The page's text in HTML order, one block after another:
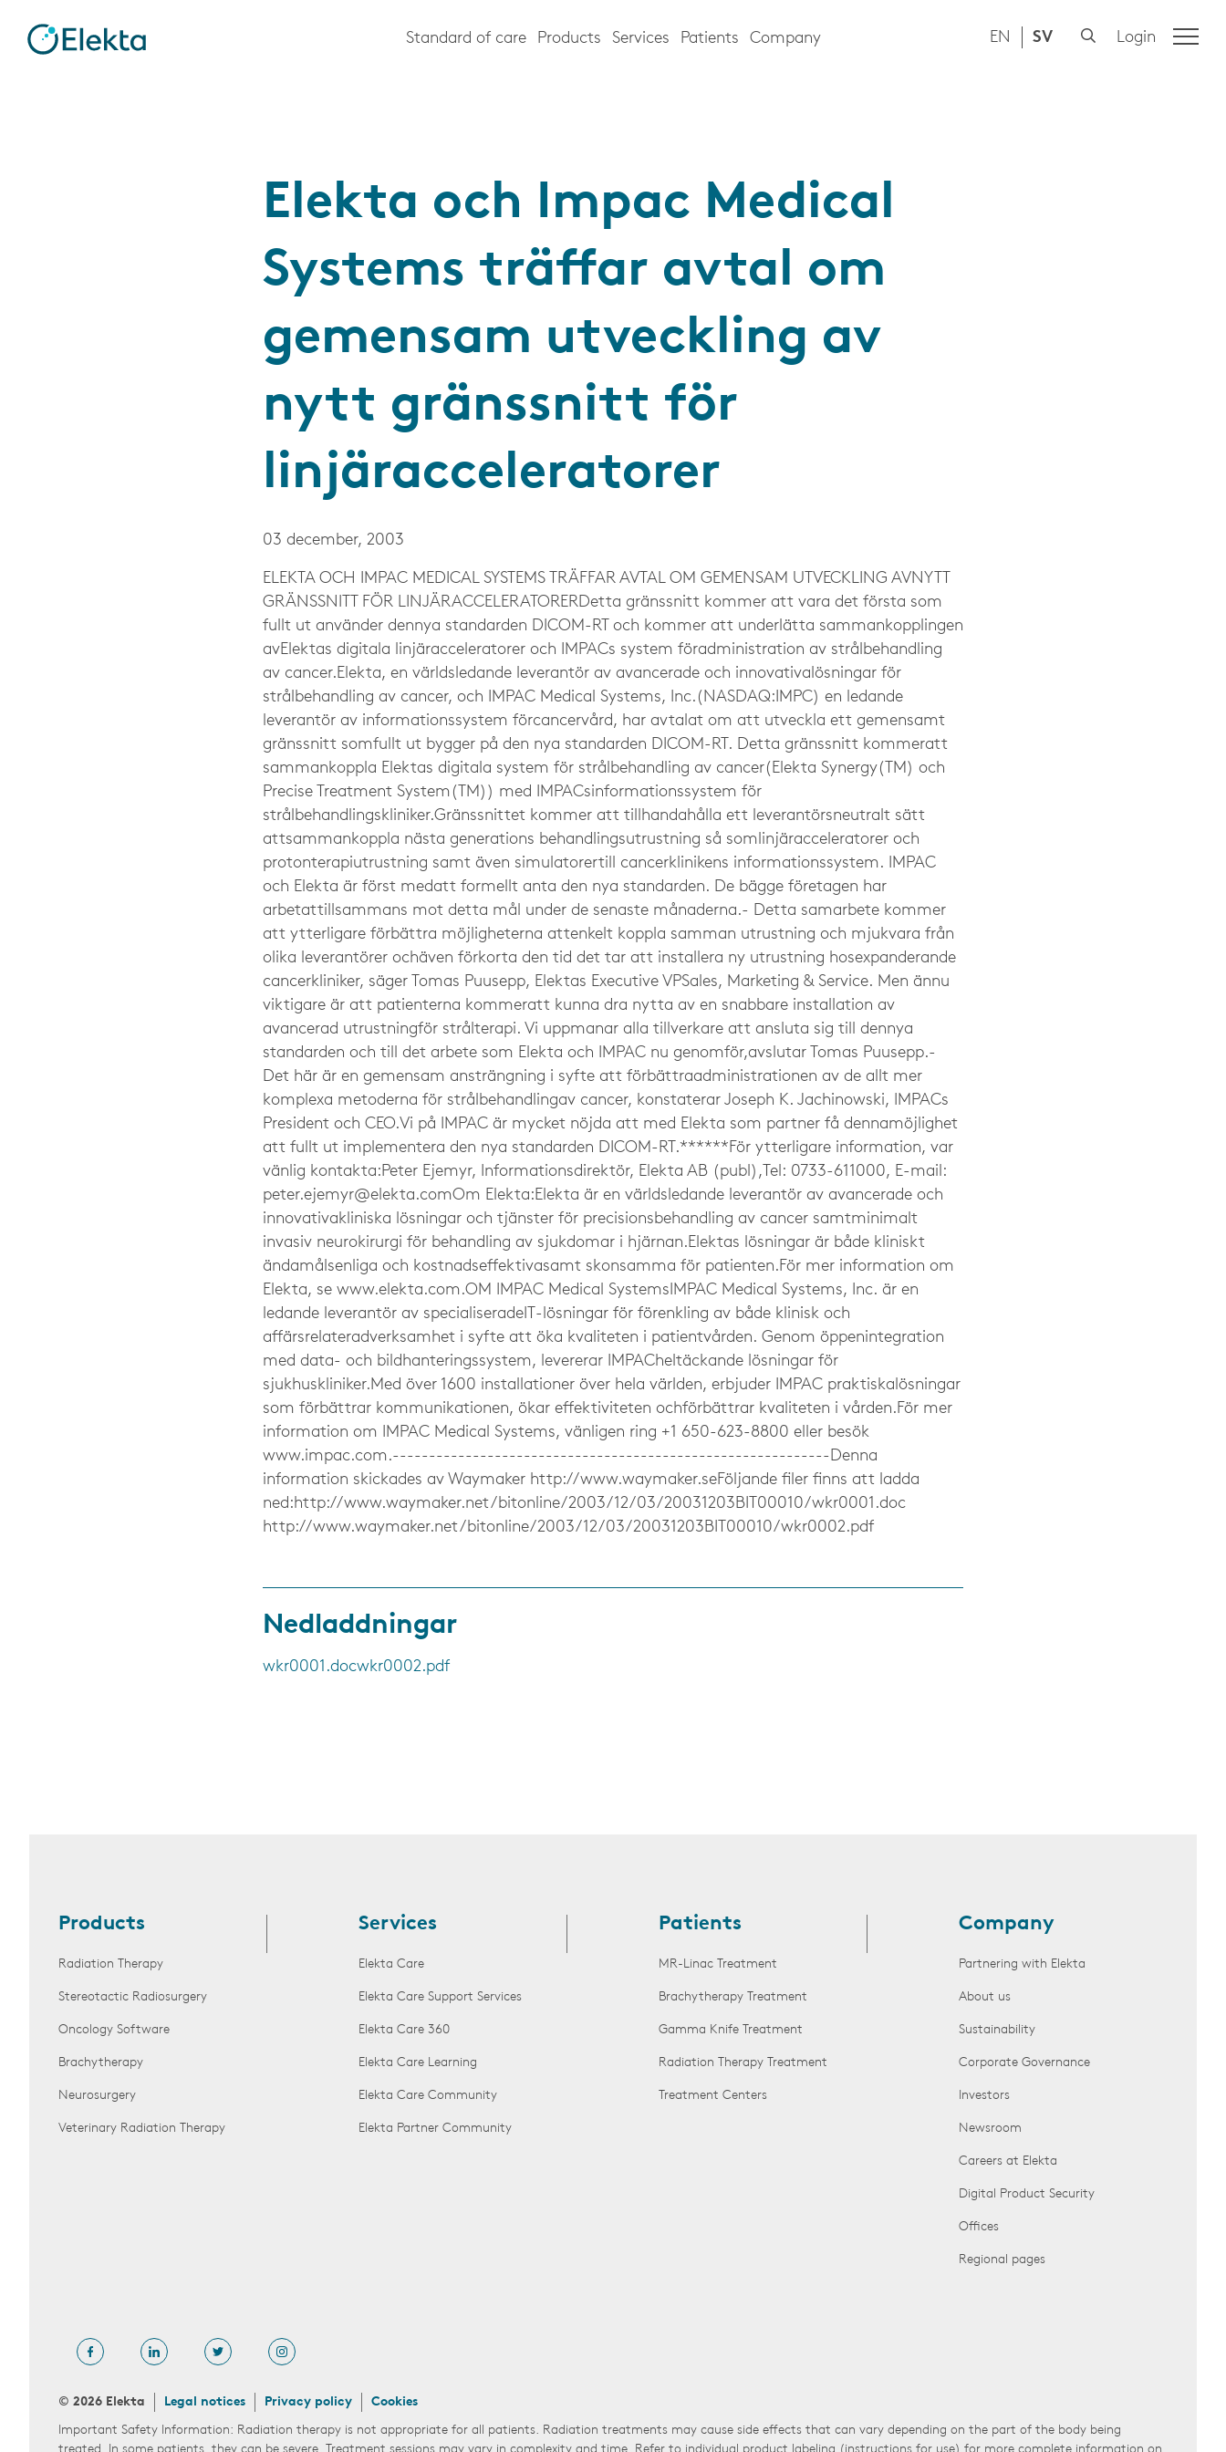
Standard of care Products Services Patients Company EN SV Login
Elekta och Impac Medical
Systems träffar avtal om
gemensam utveckling av
nytt gränssnitt för
linjäracceleratorer
03 december, 2003
ELEKTA OCH IMPAC MEDICAL SYSTEMS TRÄFFAR AVTAL OM GEMENSAM UTVECKLING AVNYTT
GRÄNSSNITT FÖR LINJÄRACCELERATORERDetta gränssnitt kommer att vara det första som
fullt ut använder dennya standarden DICOM-RT och kommer att underlätta sammankopplingen
avElektas digitala linjäracceleratorer och IMPACs system föradministration av strålbehandling
av cancer.Elekta, en världsledande leverantör av avancerade och innovativalösningar för
strålbehandling av cancer, och IMPAC Medical Systems, Inc.(NASDAQ:IMPC) en ledande
leverantör av informationssystem förcancervård, har avtalat om att utveckla ett gemensamt
gränssnitt somfullt ut bygger på den nya standarden DICOM-RT. Detta gränssnitt kommeratt
sammankoppla Elektas digitala system för strålbehandling av cancer(Elekta Synergy(TM) och
Precise Treatment System(TM)) med IMPACsinformationssystem för
strålbehandlingskliniker.Gränssnittet kommer att tillhandahålla ett leverantörsneutralt sätt
attsammankoppla nästa generations behandlingsutrustning så somlinjäracceleratorer och
protonterapiutrustning samt även simulatorertill cancerklinikens informationssystem. IMPAC
och Elekta är först medatt formellt anta den nya standarden. De bägge företagen har
arbetattillsammans mot detta mål under de senaste månaderna.- Detta samarbete kommer
att ytterligare förbättra möjligheterna attenkelt koppla samman utrustning och mjukvara från
olika leverantörer ochäven förkorta den tid det tar att installera ny utrustning hosexpanderande
cancerkliniker, säger Tomas Puusepp, Elektas Executive VPSales, Marketing & Service. Men ännu
viktigare är att patienterna kommeratt kunna dra nytta av en snabbare installation av
avancerad utrustningför strålterapi. Vi uppmanar alla tillverkare att ansluta sig till dennya
standarden och till det arbete som Elekta och IMPAC nu genomför,avslutar Tomas Puusepp.-
Det här är en gemensam ansträngning i syfte att förbättraadministrationen av de allt mer
komplexa metoderna för strålbehandlingav cancer, konstaterar Joseph K. Jachinowski, IMPACs
President och CEO.Vi på IMPAC är mycket nöjda att med Elekta som partner få dennamöjlighet
att fullt ut implementera den nya standarden DICOM-RT.******För ytterligare information, var
vänlig kontakta:Peter Ejemyr, Informationsdirektör, Elekta AB (publ),Tel: 0733-611000, E-mail:
peter.ejemyr@elekta.comOm Elekta:Elekta är en världsledande leverantör av avancerade och
innovativakliniska lösningar och tjänster för precisionsbehandling av cancer samtminimalt
invasiv neurokirurgi för behandling av sjukdomar i hjärnan.Elektas lösningar är både kliniskt
ändamålsenliga och kostnadseffektivasamt skonsamma för patienten.För mer information om
Elekta, se www.elekta.com.OM IMPAC Medical SystemsIMPAC Medical Systems, Inc. är en
ledande leverantör av specialiseradeIT-lösningar för förenkling av både klinisk och
affärsrelateradverksamhet i syfte att öka kvaliteten i patientvården. Genom öppenintegration
med data- och bildhanteringssystem, levererar IMPACheltäckande lösningar för
sjukhuskliniker.Med över 1600 installationer över hela världen, erbjuder IMPAC praktiskalösningar
som förbättrar kommunikationen, ökar effektiviteten ochförbättrar kvaliteten i vården.För mer
information om IMPAC Medical Systems, vänligen ring +1 650-623-8800 eller besök
www.impac.com.------------------------------------------------------------Denna
information skickades av Waymaker http://www.waymaker.seFöljande filer finns att ladda
ned:http://www.waymaker.net/bitonline/2003/12/03/20031203BIT00010/wkr0001.doc
http://www.waymaker.net/bitonline/2003/12/03/20031203BIT00010/wkr0002.pdf
Nedladdningar
wkr0001.docwkr0002.pdf
Products
Radiation Therapy
Stereotactic Radiosurgery
Oncology Software
Brachytherapy
Neurosurgery
Veterinary Radiation Therapy
Services
Elekta Care
Elekta Care Support Services
Elekta Care 360
Elekta Care Learning
Elekta Care Community
Elekta Partner Community
Patients
MR-Linac Treatment
Brachytherapy Treatment
Gamma Knife Treatment
Radiation Therapy Treatment
Treatment Centers
Company
Partnering with Elekta
About us
Sustainability
Corporate Governance
Investors
Newsroom
Careers at Elekta
Digital Product Security
Offices
Regional pages
© 2026 Elekta Legal notices Privacy policy Cookies
Important Safety Information: Radiation therapy is not appropriate for all patients. Radiation treatments may cause side effects that can vary depending on the part of the body being